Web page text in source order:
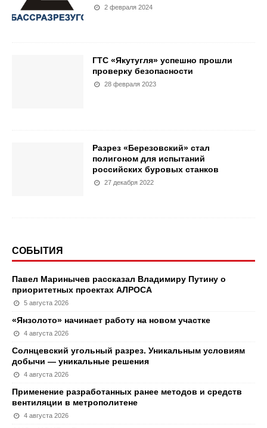
2 февраля 2024
ГТС «Якутугля» успешно прошли
проверку безопасности
28 февраля 2023
Разрез «Березовский» стал
полигоном для испытаний
российских буровых станков
27 декабря 2022
СОБЫТИЯ
Павел Маринычев рассказал Владимиру Путину о
приоритетных проектах АЛРОСА
5 августа 2026
«Янзолото» начинает работу на новом участке
4 августа 2026
Солнцевский угольный разрез. Уникальным условиям
добычи — уникальные решения
4 августа 2026
Применение разработанных ранее методов и средств
вентиляции в метрополитене
4 августа 2026